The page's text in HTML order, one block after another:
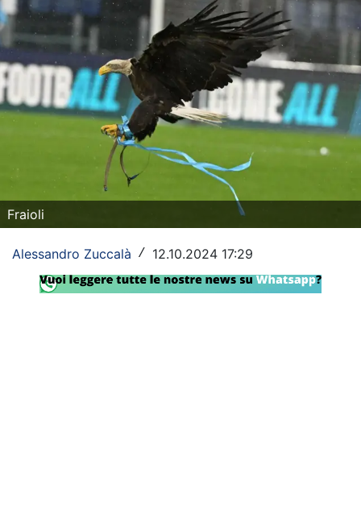
Rassegna Lazio
Social
Champions League
Europa League
Altri Sport
Fraioli
Alessandro Zuccalà / 12.10.2024 17:29